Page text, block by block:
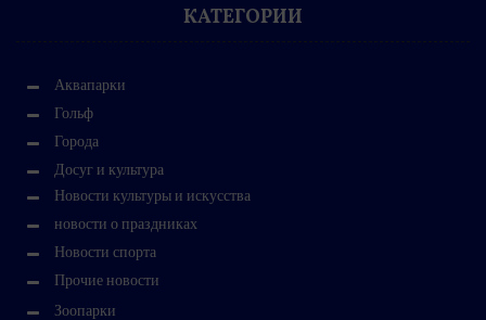
КАТЕГОРИИ
Аквапарки
Гольф
Города
Досуг и культура
Новости культуры и искусства
новости о праздниках
Новости спорта
Прочие новости
Зоопарки